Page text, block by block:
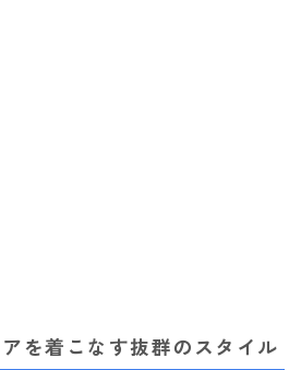
を着こなす抜群のスタイル